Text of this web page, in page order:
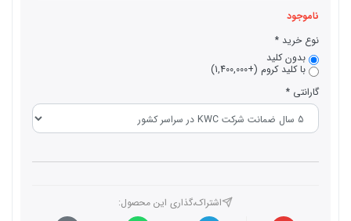
ناموجود
نوع خرید
بدون کلید
با کلید کروم (+1,400,000)
گارانتی
اشتراک،گذاری این محصول‌: